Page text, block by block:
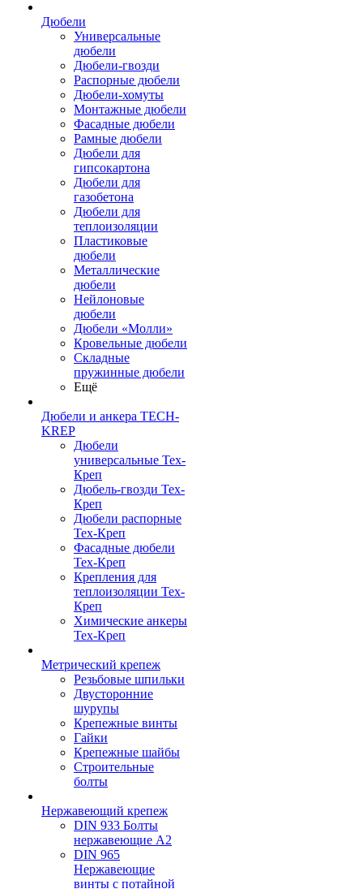
Дюбели
Универсальные
дюбели
Дюбели-гвозди
Распорные дюбели
Дюбели-хомуты
Монтажные дюбели
Фасадные дюбели
Рамные дюбели
Дюбели для
гипсокартона
Дюбели для
газобетона
Дюбели для
теплоизоляции
Пластиковые
дюбели
Металлические
дюбели
Нейлоновые
дюбели
Дюбели «Молли»
Кровельные дюбели
Складные
пружинные дюбели
Ещё
Дюбели и анкера TECH-
KREP
Дюбели
универсальные Тех-
Креп
Дюбель-гвозди Тех-
Креп
Дюбели распорные
Тех-Креп
Фасадные дюбели
Тех-Креп
Крепления для
теплоизоляции Тех-
Креп
Химические анкеры
Тех-Креп
Метрический крепеж
Резьбовые шпильки
Двусторонние
шурупы
Крепежные винты
Гайки
Крепежные шайбы
Строительные
болты
Нержавеющий крепеж
DIN 933 Болты
нержавеющие А2
DIN 965
Нержавеющие
винты с потайной